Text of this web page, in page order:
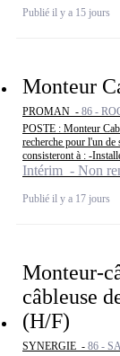
Publié il y a 15 jours
Monteur
PROMAN - 86 -
POSTE : Monteur
recherche pour l'un
consisteront à : -
Intérim - Non
Publié il y a 17 jours
Monteur-
câbleuse
(H/F)
SYNERGIE - 86 -